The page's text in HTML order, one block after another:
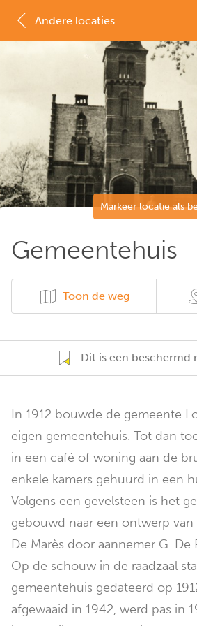
Markeer locatie als
Gemeentehuis
Toon de weg
Dit is een beschermd
In 1912 bouwde de gemeente
eigen gemeentehuis. Tot dan
in een café of woning aan de
enkele kamers gehuurd in een
Volgens een gevelsteen is het
gebouwd naar een ontwerp van
De Marès door aannemer G. De
Op de schouw in de raadzaal
gemeentehuis gedateerd op
afgewaaid in 1942, werd pas in
Andere locaties